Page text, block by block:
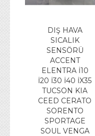
DIŞ HAVA
SICALIK
SENSÖRÜ
ACCENT
ELENTRA İ10
İ20 İ30 İ40 İX35
TUCSON KIA
CEED CERATO
SORENTO
SPORTAGE
SOUL VENGA